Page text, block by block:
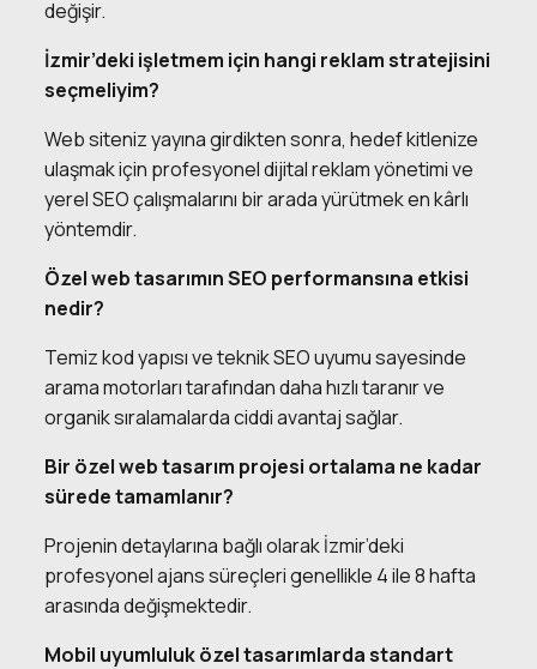
değişir.
İzmir’deki işletmem için hangi reklam stratejisini
seçmeliyim?
Web siteniz yayına girdikten sonra, hedef kitlenize
ulaşmak için profesyonel dijital reklam yönetimi ve
yerel SEO çalışmalarını bir arada yürütmek en kârlı
yöntemdir.
Özel web tasarımın SEO performansına etkisi
nedir?
Temiz kod yapısı ve teknik SEO uyumu sayesinde
arama motorları tarafından daha hızlı taranır ve
organik sıralamalarda ciddi avantaj sağlar.
Bir özel web tasarım projesi ortalama ne kadar
sürede tamamlanır?
Projenin detaylarına bağlı olarak İzmir’deki
profesyonel ajans süreçleri genellikle 4 ile 8 hafta
arasında değişmektedir.
Mobil uyumluluk özel tasarımlarda standart